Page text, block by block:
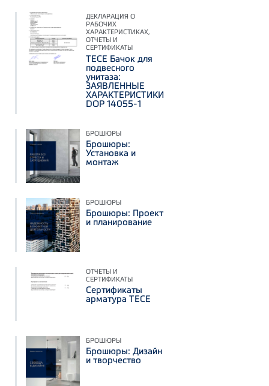
ДЕКЛАРАЦИЯ О
РАБОЧИХ
ХАРАКТЕРИСТИКАХ,
ОТЧЕТЫ И
СЕРТИФИКАТЫ
TECE Бачок для
подвесного
унитаза:
ЗАЯВЛЕННЫЕ
ХАРАКТЕРИСТИКИ
DOP 14055-1
БРОШЮРЫ
Брошюры:
Установка и
монтаж
БРОШЮРЫ
Брошюры: Проект
и планирование
ОТЧЕТЫ И
СЕРТИФИКАТЫ
Сертификаты
арматура ТЕСЕ
БРОШЮРЫ
Брошюры: Дизайн
и творчество